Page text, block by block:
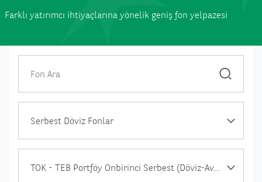
Farklı yatırımcı ihtiyaçlarına yönelik geniş fon yelpazesi
Serbest Döviz Fonlar
TOK - TEB Portföy Onbirinci Serbest (Döviz-Avro) Fon